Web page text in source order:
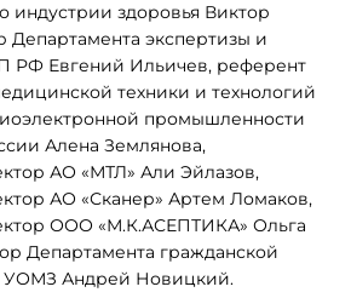
здоровья Виктор
Департамента экспертизы и
РФ Евгений Ильичев, референт
техники и технологий
промышленности
Алена Землянова,
АО «МТЛ» Али Эйлазов,
АО «Сканер» Артем Ломаков,
ООО «М.К.АСЕПТИКА» Ольга
Департамента гражданской
Андрей Новицкий.